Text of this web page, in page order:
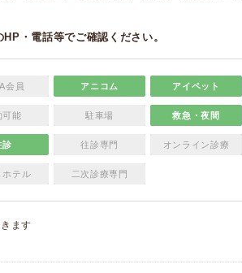
・電話等でご確認ください。
会員 アニコム アイペット
可能 駐車場 救急・夜間
診 往診専門 オンライン診療
ホテル 二次診療専門
ます